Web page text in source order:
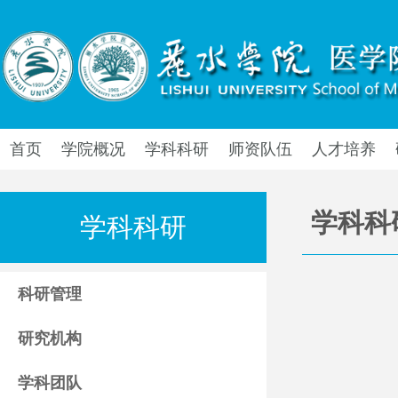
首页 学院概况 学科科研 师资队伍 人才培养
学科科研
科研管理
研究机构
学科团队
学科科